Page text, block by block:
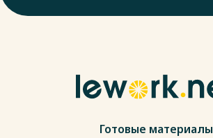
Готовые материалы